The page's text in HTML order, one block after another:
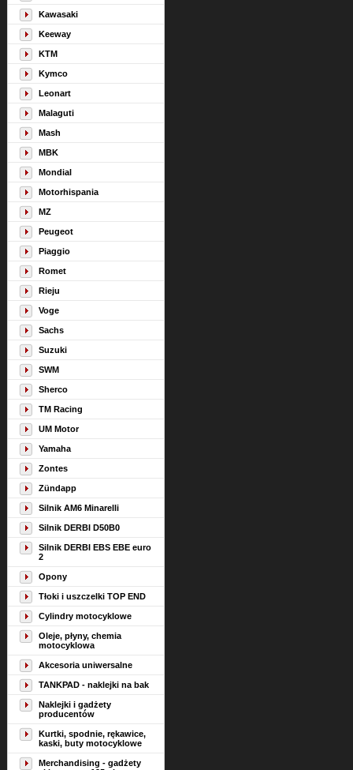
Kawasaki
Keeway
KTM
Kymco
Leonart
Malaguti
Mash
MBK
Mondial
Motorhispania
MZ
Peugeot
Piaggio
Romet
Rieju
Voge
Sachs
Suzuki
SWM
Sherco
TM Racing
UM Motor
Yamaha
Zontes
Zündapp
Silnik AM6 Minarelli
Silnik DERBI D50B0
Silnik DERBI EBS EBE euro
2
Opony
Tłoki i uszczelki TOP END
Cylindry motocyklowe
Oleje, płyny, chemia
motocyklowa
Akcesoria uniwersalne
TANKPAD - naklejki na bak
Naklejki i gadżety
producentów
Kurtki, spodnie, rękawice,
kaski, buty motocyklowe
Merchandising - gadżety